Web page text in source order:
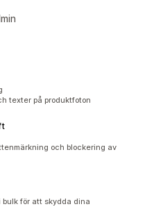
texter på produktfoton
och blockering av
för att skydda dina